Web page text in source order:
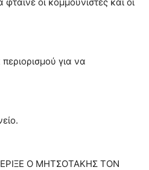
για να
Ο ΜΗΤΣΟΤΑΚΗΣ ΤΟΝ